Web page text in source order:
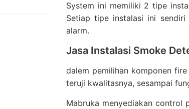
System ini memiliki 2 tipe
Setiap tipe instalasi ini
alarm.
Jasa Instalasi Smoke
dalem pemilihan komponen
teruji kwalitasnya, sesampai
Mabruka menyediakan control